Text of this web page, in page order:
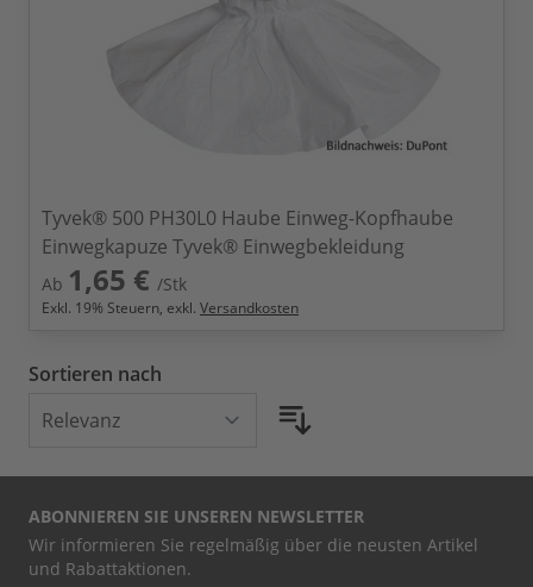
Tyvek® 500 PH30L0 Haube Einweg-Kopfhaube
Einwegkapuze Tyvek® Einwegbekleidung
Ab 1,65 € /Stk
Exkl. 19% Steuern, exkl. Versandkosten
Sortieren nach
ABONNIEREN SIE UNSEREN NEWSLETTER
Wir informieren Sie regelmäßig über die neusten Artikel
und Rabattaktionen.